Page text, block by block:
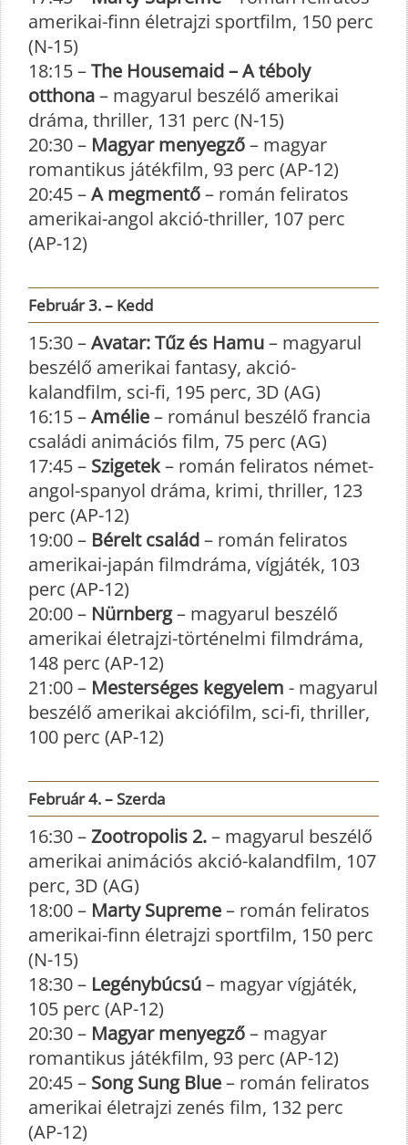
amerikai-finn életrajzi sportfilm, 150 perc
(N-15)
18:15 –The Housemaid – A téboly
otthona– magyarul beszélő amerikai
dráma, thriller, 131 perc (N-15)
20:30 – Magyar menyegző– magyar
romantikus játékfilm, 93 perc (AP-12)
20:45 –A megmentő– román feliratos
amerikai-angol akció-thriller, 107 perc
(AP-12)
Február 3. – Kedd
15:30 –Avatar: Tűz és Hamu– magyarul
beszélő amerikai fantasy, akció-
kalandfilm, sci-fi, 195 perc, 3D (AG)
16:15 –Amélie– románul beszélő francia
családi animációs film, 75 perc (AG)
17:45 – Szigetek– román feliratos német-
angol-spanyol dráma, krimi, thriller, 123
perc (AP-12)
19:00 – Bérelt család– román feliratos
amerikai-japán filmdráma, vígjáték, 103
perc (AP-12)
20:00 – Nürnberg– magyarul beszélő
amerikai életrajzi-történelmi filmdráma,
148 perc (AP-12)
21:00 – Mesterséges kegyelem - magyarul
beszélő amerikai akciófilm, sci-fi, thriller,
100 perc (AP-12)
Február 4. – Szerda
16:30 –Zootropolis 2.– magyarul beszélő
amerikai animációs akció-kalandfilm, 107
perc, 3D (AG)
18:00 – Marty Supreme– román feliratos
amerikai-finn életrajzi sportfilm, 150 perc
(N-15)
18:30 – Legénybúcsú– magyar vígjáték,
105 perc (AP-12)
20:30 – Magyar menyegző– magyar
romantikus játékfilm, 93 perc (AP-12)
20:45 – Song Sung Blue– román feliratos
amerikai életrajzi zenés film, 132 perc
(AP-12)